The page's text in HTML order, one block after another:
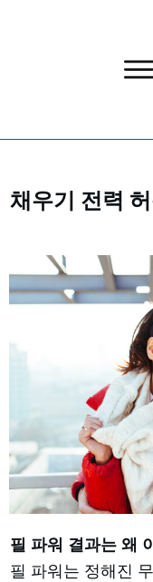
채우기 전력
필 파워 결과는 왜
필 파워는 정해진